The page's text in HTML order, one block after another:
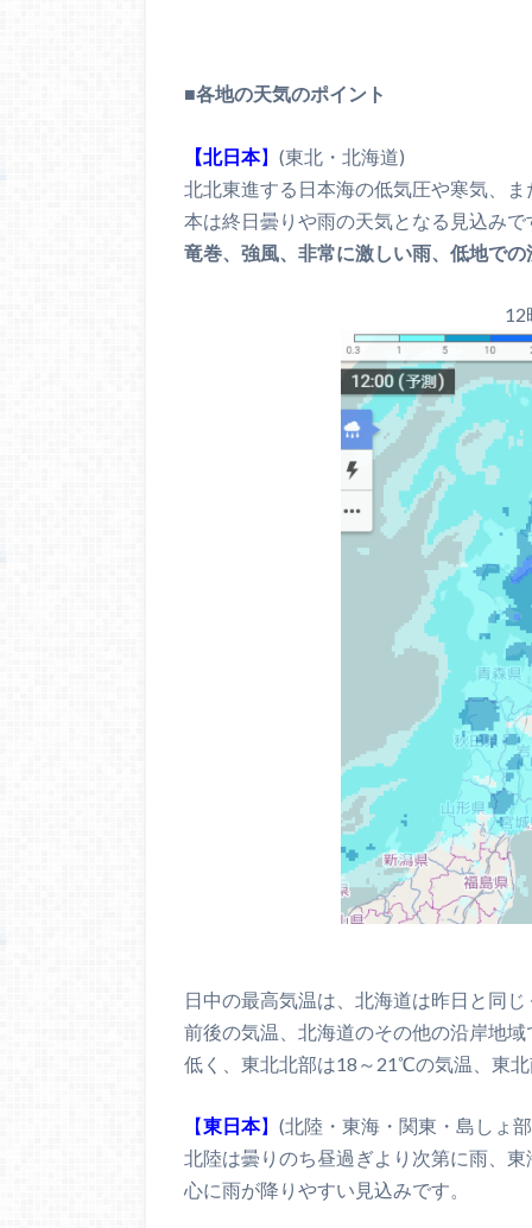
■各地の天気のポイント
【北日本】 (東北・北海道)
北北東進する日本海の低気圧や寒気、
本は終日曇りや雨の天気となる見込み
竜巻、強風、非常に激しい雨、低地で
12
日中の最高気温は、北海道は昨日と同
前後の気温、北海道のその他の沿岸地
低く、東北北部は18～21℃の気温、東
【東日本】 (北陸・東海・関東・島しょ
北陸は曇りのち昼過ぎより次第に雨、
心に雨が降りやすい見込みです。